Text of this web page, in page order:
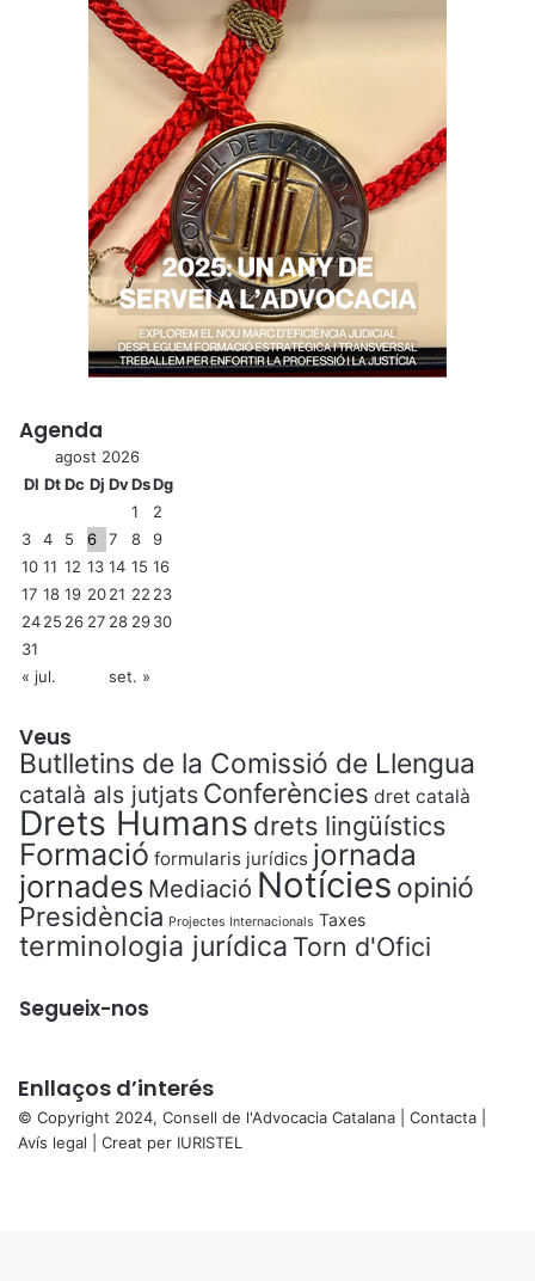
Agenda
agost 2026
Dl DtDc Dj DvDsDg
1
2
3
4 5 6 7 8
9
10 11 12 13 14 15 16
17 18 19 2021 22 23
2425 26 27 28 2930
31
« jul.
set. »
Veus
Butlletins de la Comissió de Llengua
català als jutjats Conferències dret català
Drets Humans drets lingüístics
Formació formularis jurídics jornada
jornades Mediació Notícies opinió
Presidència Projectes Internacionals Taxes
terminologia jurídica Torn d'Ofici
Segueix-nos
Enllaços d’interés
© Copyright 2024, Consell de l'Advocacia Catalana | Contacta
Avís legal | Creat per IURISTEL